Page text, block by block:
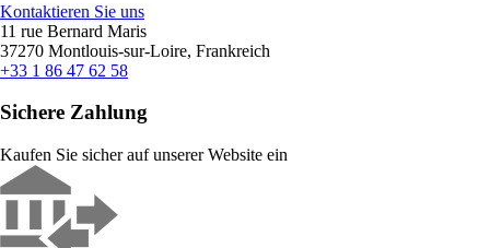
Kontaktieren Sie uns
11 rue Bernard Maris
37270 Montlouis-sur-Loire, Frankreich
+33 1 86 47 62 58
Sichere Zahlung
Kaufen Sie sicher auf unserer Website ein